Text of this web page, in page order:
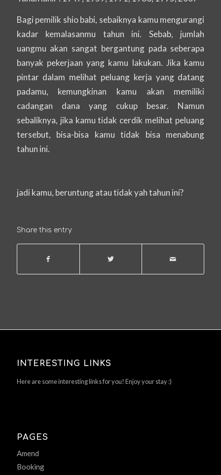
Bagi pemilik shio babi, sebaiknya kamu mengurangi
kadar kemalasanmu tahun ini. Sebab, jumlah
uangmu akan sangat bergantung pada seberapa
banyak pekerjaan yang kamu lakukan. Jika kamu
pintar dalam melihat peluang kerja yang datang
padamu, kemungkinan kamu akan memiliki
cadangan dana yang cukup besar. Namun
sebaliknya, jika kamu tidak cerdik melihat peluang
tersebut, bisa-bisa kamu tidak bisa menabung
tahun ini.
jadi kamu, beruntung atau tidak yah tahun ini?
Share this entry
INTERESTING LINKS
Here are some interesting links for you! Enjoy your stay :)
PAGES
Amend
Booking